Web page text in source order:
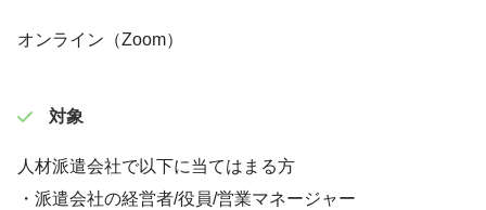
オンライン（Zoom）
対象
人材派遣会社で以下に当てはまる方
・派遣会社の経営者/役員/営業マネージャー